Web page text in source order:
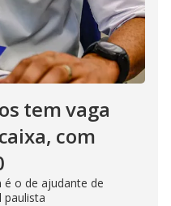
tem vaga
com
o de ajudante de
paulista